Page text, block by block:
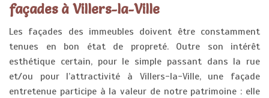
façades à Villers-la-Ville
Les façades des immeubles doivent être constamment
tenues en bon état de propreté. Outre son intérêt
esthétique certain, pour le simple passant dans la rue
et/ou pour l’attractivité à Villers-la-Ville, une façade
entretenue participe à la valeur de notre patrimoine : elle